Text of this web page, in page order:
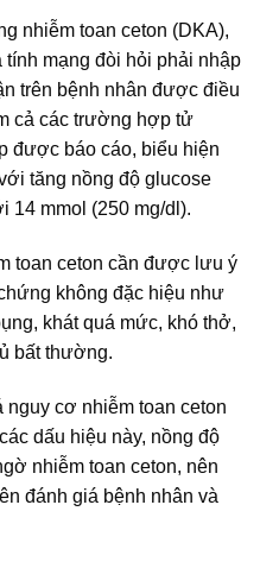
nhiễm toan ceton (DKA),
tính mạng đòi hỏi phải nhập
trên bệnh nhân được điều
cả các trường hợp tử
được báo cáo, biểu hiện
tăng nồng độ glucose
14 mmol (250 mg/dl).
toan ceton cần được lưu ý
không đặc hiệu như
khát quá mức, khó thở,
bất thường.
cơ nhiễm toan ceton
dấu hiệu này, nồng độ
nhiễm toan ceton, nên
đánh giá bệnh nhân và